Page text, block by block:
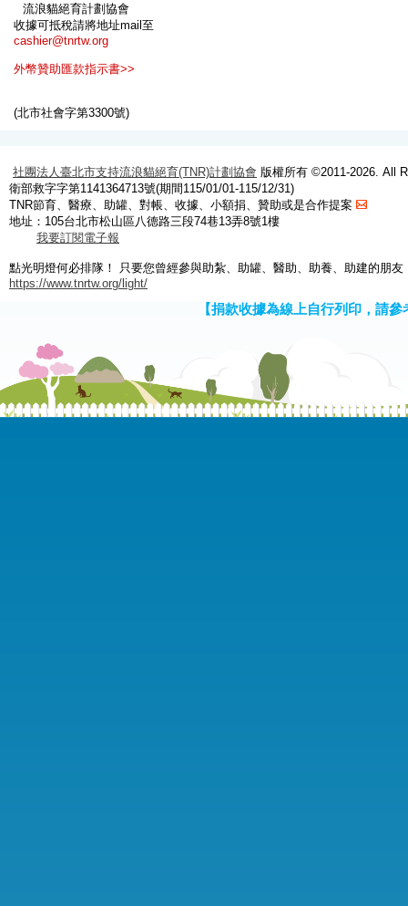
流浪貓絕育計劃協會
收據可抵稅請將地址mail至
cashier@tnrtw.org
外幣贊助匯款指示書>>
(北市社會字第3300號)
社團法人臺北市支持流浪貓絕育(TNR)計劃協會 版權所有 ©2011-2026. All
衛部救字字第1141364713號(期間115/01/01-115/12/31)
TNR節育、醫療、助罐、對帳、收據、小額捐、贊助或是合作提案
地址：105台北市松山區八德路三段74巷13弄8號1樓
我要訂閱電子報
點光明燈何必排隊！ 只要您曾經參與助紮、助罐、醫助、助養、助建的朋
https://www.tnrtw.org/light/
【捐款收據為線上自行列印，請參